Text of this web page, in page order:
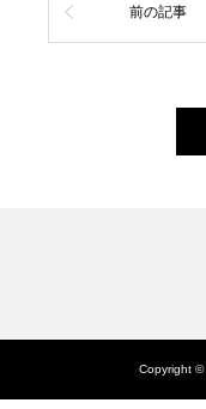
前の記事
Copyright ©